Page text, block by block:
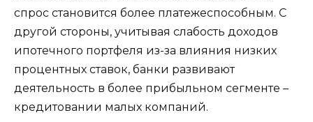
спрос становится более платежеспособным. С
другой стороны, учитывая слабость доходов
ипотечного портфеля из-за влияния низких
процентных ставок, банки развивают
деятельность в более прибыльном сегменте –
кредитовании малых компаний.